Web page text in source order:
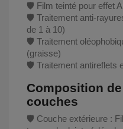
🛡️ Film teinté pour effet
🛡️ Traitement anti-
de 1 à 10)
🛡️ Traitement
(graisse)
🛡️ Traitement antireflets
Composition
couches
🛡️ Couche extérieure :